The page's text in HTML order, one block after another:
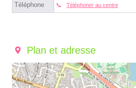
Téléphone Téléphoner au centre
Plan et adresse